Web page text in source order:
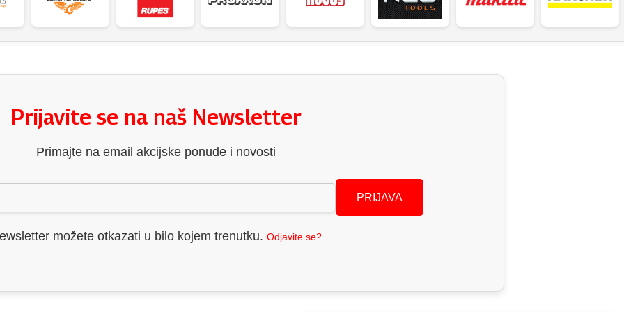
Prijavite se na naš Newsletter
Primajte na email akcijske ponude i novosti
PRIJAVA
možete otkazati u bilo kojem trenutku. Odjavite se?